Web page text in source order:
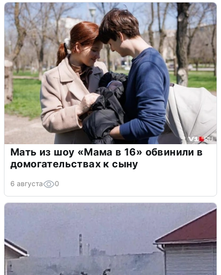
Мать из шоу «Мама в 16» обвинили в
домогательствах к сыну
6 августа 0